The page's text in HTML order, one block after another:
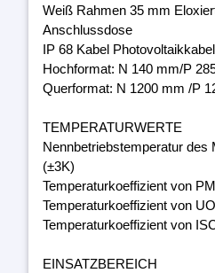
Weiß Rahmen 35 mm
Anschlussdose
IP 68 Kabel
Hochformat: N 140 mm/P
Querformat: N 1200 mm /P
TEMPERATURWERTE
Nennbetriebstemperatur des
(±3K)
Temperaturkoeffizient von
Temperaturkoeffizient von
Temperaturkoeffizient von
EINSATZBEREICH